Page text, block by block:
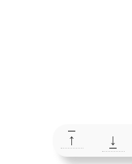
↑ ↓